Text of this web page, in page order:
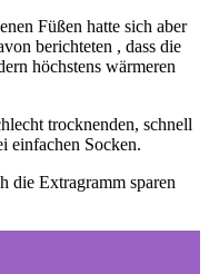
Füßen hatte sich aber
berichteten , dass die
höchstens wärmeren
trocknenden, schnell
einfachen Socken.
die Extragramm sparen